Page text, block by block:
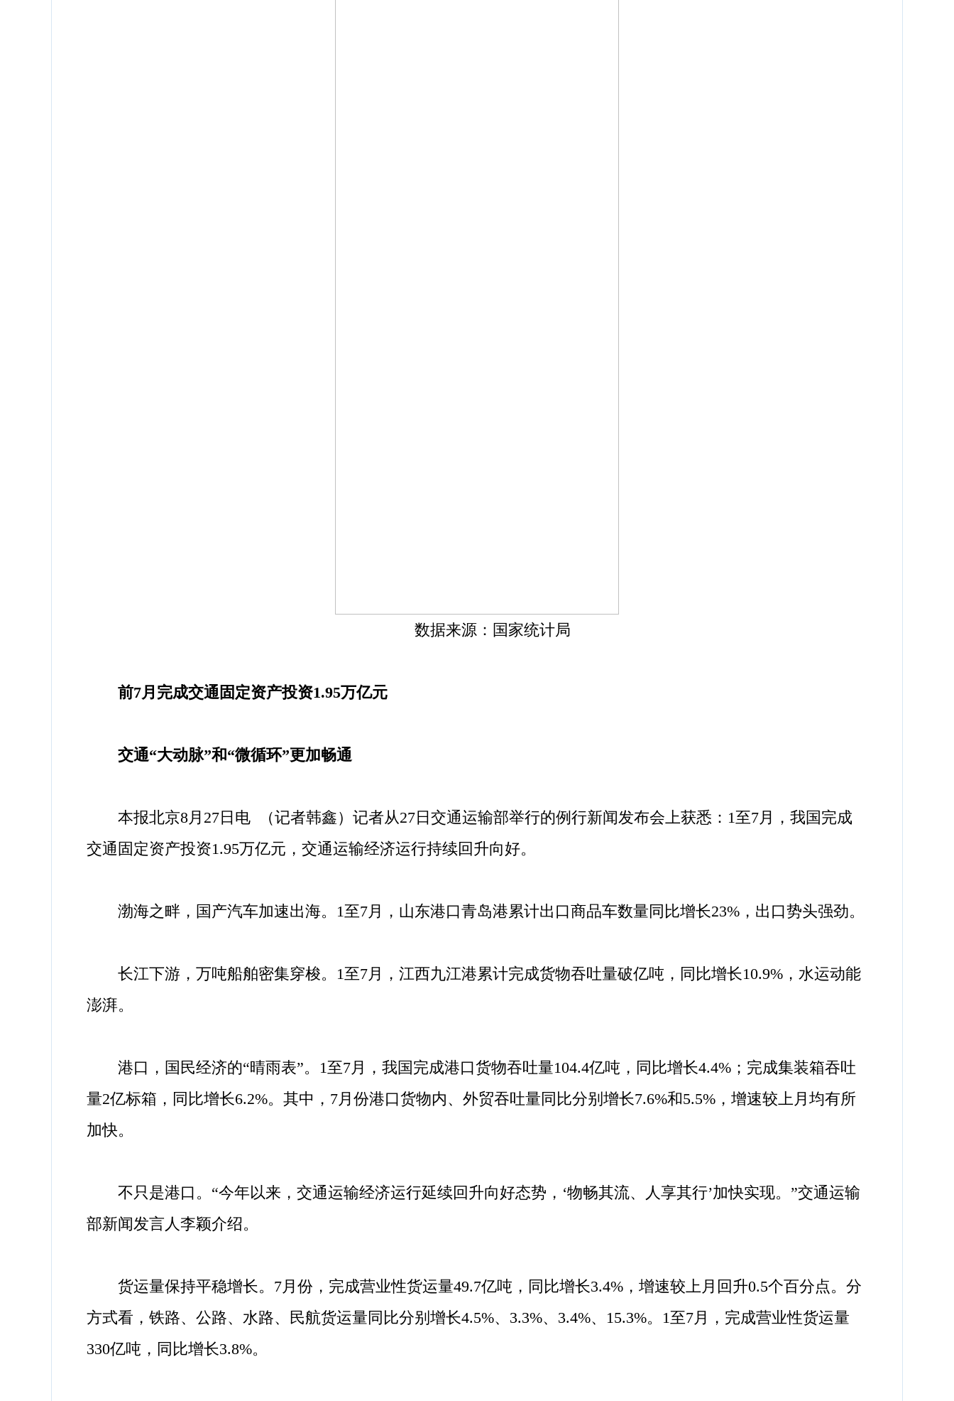
数据来源：国家统计局
前7月完成交通固定资产投资1.95万亿元
交通“大动脉”和“微循环”更加畅通
本报北京8月27日电 （记者韩鑫）记者从27日交通运输部举行的例行新闻发布会上获悉：1至7月，我国完成
交通固定资产投资1.95万亿元，交通运输经济运行持续回升向好。
渤海之畔，国产汽车加速出海。1至7月，山东港口青岛港累计出口商品车数量同比增长23%，出口势头强劲。
长江下游，万吨船舶密集穿梭。1至7月，江西九江港累计完成货物吞吐量破亿吨，同比增长10.9%，水运动能
澎湃。
港口，国民经济的“晴雨表”。1至7月，我国完成港口货物吞吐量104.4亿吨，同比增长4.4%；完成集装箱吞吐
量2亿标箱，同比增长6.2%。其中，7月份港口货物内、外贸吞吐量同比分别增长7.6%和5.5%，增速较上月均有所
加快。
不只是港口。“今年以来，交通运输经济运行延续回升向好态势，‘物畅其流、人享其行’加快实现。”交通运输
部新闻发言人李颖介绍。
货运量保持平稳增长。7月份，完成营业性货运量49.7亿吨，同比增长3.4%，增速较上月回升0.5个百分点。分
方式看，铁路、公路、水路、民航货运量同比分别增长4.5%、3.3%、3.4%、15.3%。1至7月，完成营业性货运量
330亿吨，同比增长3.8%。